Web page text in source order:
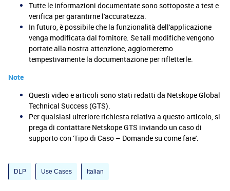
Tutte le informazioni documentate sono sottoposte a test e
verifica per garantirne l'accuratezza.
In futuro, è possibile che la funzionalità dell'applicazione
venga modificata dal fornitore. Se tali modifiche vengono
portate alla nostra attenzione, aggiorneremo
tempestivamente la documentazione per rifletterle.
Note
Questi video e articoli sono stati redatti da Netskope Global
Technical Success (GTS).
Per qualsiasi ulteriore richiesta relativa a questo articolo, si
prega di contattare Netskope GTS inviando un caso di
supporto con 'Tipo di Caso – Domande su come fare'.
DLP Use Cases Italian